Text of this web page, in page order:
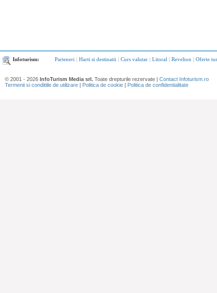
Infoturism: Parteneri | Harti si destinatii | Curs valutar | Litoral | Revelion | Oferte
© 2001 - 2026 InfoTurism Media srl. Toate drepturile rezervate | Contact Infoturism.ro
Termenii si conditiile de utilizare | Politica de cookie | Politica de confidentialitate